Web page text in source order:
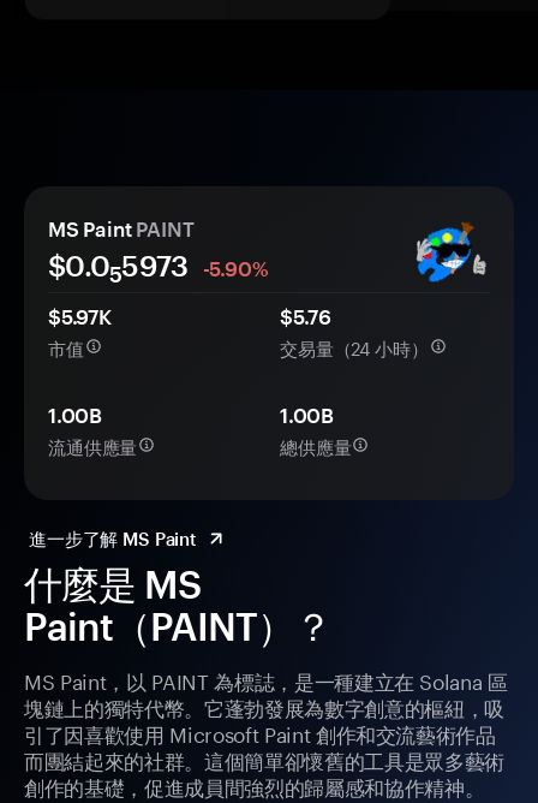
什麼是 MS
Paint（PAINT）？
MS Paint，以 PAINT 為標誌，是一種建立在 Solana 區
塊鏈上的獨特代幣。它蓬勃發展為數字創意的樞紐，吸
引了因喜歡使用 Microsoft Paint 創作和交流藝術作品
而團結起來的社群。這個簡單卻懷舊的工具是眾多藝術
創作的基礎，促進成員間強烈的歸屬感和協作精神。
MS Paint PAINT
$0.055973
-5.90%
$5.97K
市值
$5.76
交易量（24 小時）
1.00B
流通供應量
1.00B
總供應量
進一步了解 MS Paint